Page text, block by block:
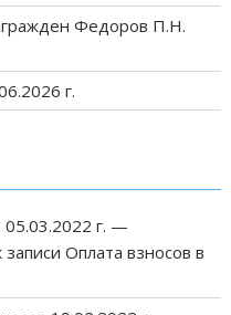
Федоров П.Н.
г.
05.03.2022 г. —
записиОплата взносов в